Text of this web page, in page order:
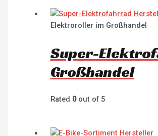
Elektroroller im Großhandel
Super-
Großhandel
Rated 0out of 5